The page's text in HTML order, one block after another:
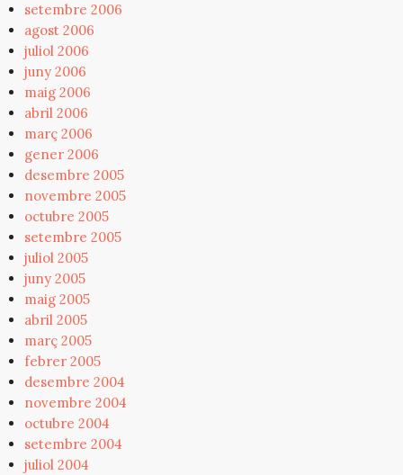
setembre 2006
agost 2006
juliol 2006
juny 2006
maig 2006
abril 2006
març 2006
gener 2006
desembre 2005
novembre 2005
octubre 2005
setembre 2005
juliol 2005
juny 2005
maig 2005
abril 2005
març 2005
febrer 2005
desembre 2004
novembre 2004
octubre 2004
setembre 2004
juliol 2004